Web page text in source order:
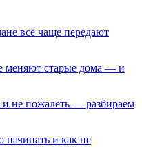
всё чаще передают
меняют старые дома — и
не пожалеть — разбираем
начинать и как не